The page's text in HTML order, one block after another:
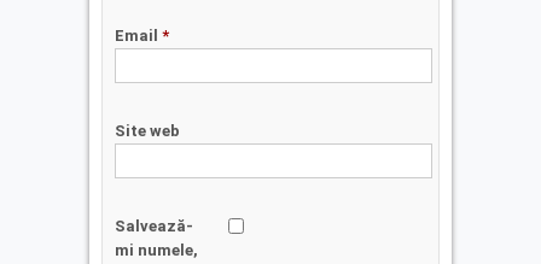
Email *
Site web
Salvează-
mi numele,